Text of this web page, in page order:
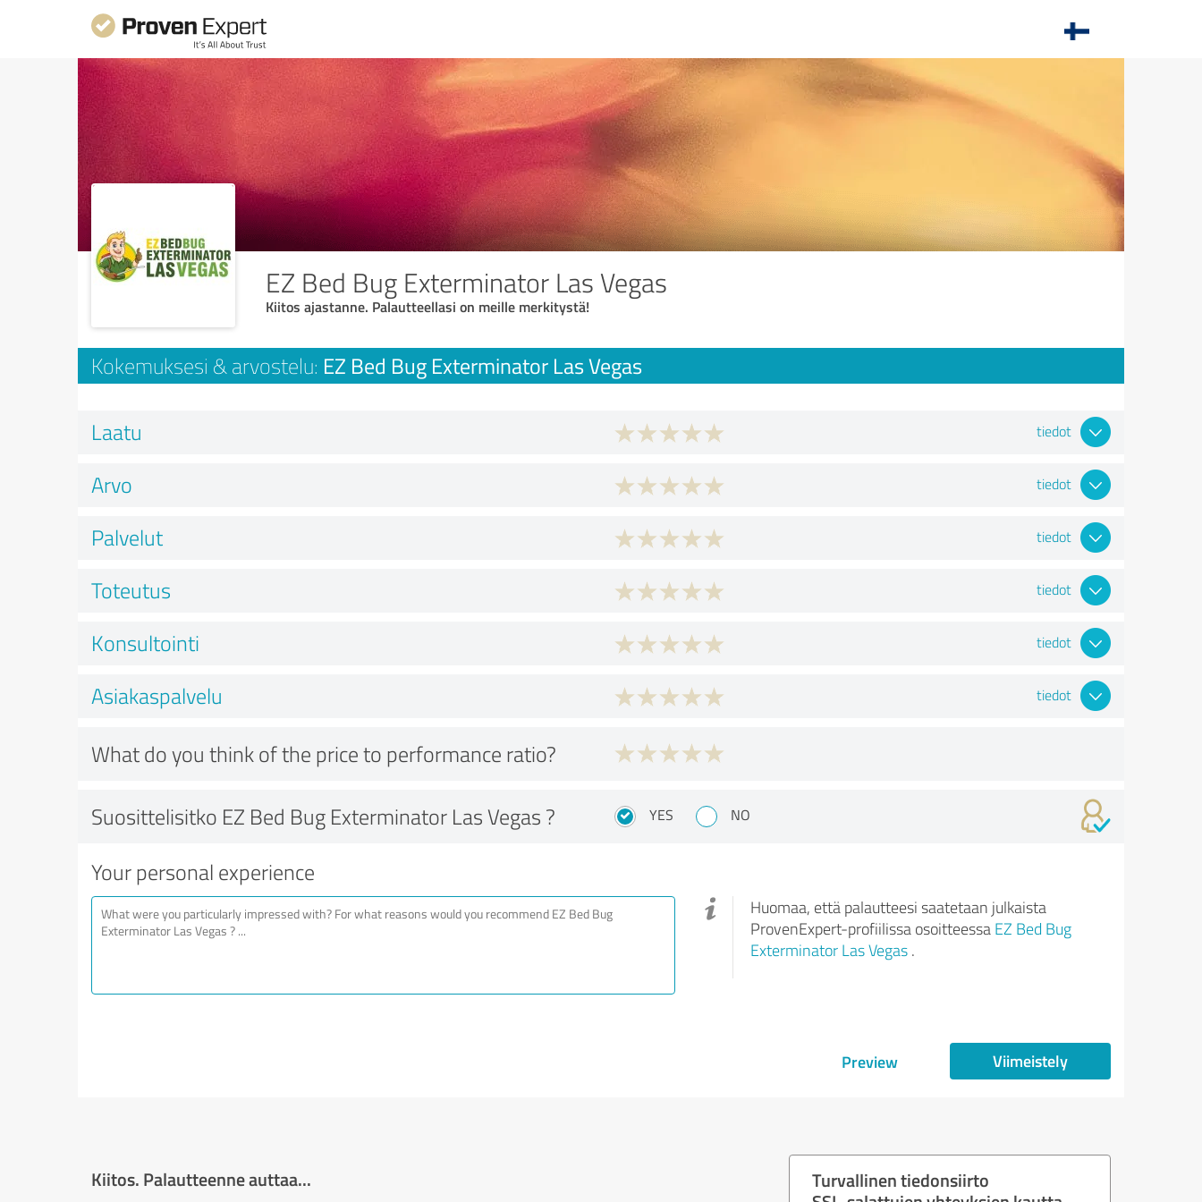
EZ Bed Bug Exterminator Las Vegas
Kiitos ajastanne. Palautteellasi on meille merkitystä!
Kokemuksesi & arvostelu: EZ Bed Bug Exterminator Las Vegas
Laatu tiedot
Arvo tiedot
Palvelut tiedot
Toteutus tiedot
Konsultointi tiedot
Asiakaspalvelu tiedot
What do you think of the price to performance ratio?
Suosittelisitko EZ Bed Bug Exterminator Las Vegas ? YES NO
Your personal experience
Huomaa, että palautteesi saatetaan julkaista
ProvenExpert-profiilissa osoitteessa EZ Bed Bug
Exterminator Las Vegas.
Preview Viimeistely
Kiitos. Palautteenne auttaa...
Turvallinen tiedonsiirto